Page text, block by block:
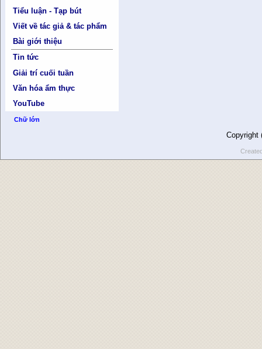
Tiểu luận - Tạp bút
Viết về tác giả & tác phẩm
Bài giới thiệu
Tin tức
Giải trí cuối tuần
Văn hóa ẩm thực
YouTube
Chữ lớn
Copyright